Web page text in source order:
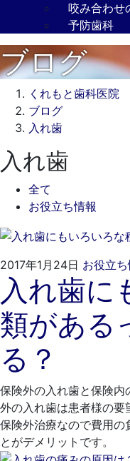
咬み合わせ
予防歯科
ブログ
くれもと歯科医院
ブログ
入れ歯
入れ歯
全て
お役立ち情報
2017年1月24日 お役立ち
入れ歯に
類がある
る？
保険外の入れ歯と保険内
外の入れ歯は患者様の要
保険外治療なので費用の
とがデメリットです。